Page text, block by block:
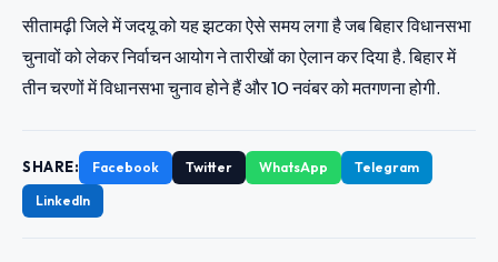
सीतामढ़ी जिले में जदयू को यह झटका ऐसे समय लगा है जब बिहार विधानसभा
चुनावों को लेकर निर्वाचन आयोग ने तारीखों का ऐलान कर दिया है. बिहार में
तीन चरणों में विधानसभा चुनाव होने हैं और 10 नवंबर को मतगणना होगी.
SHARE: Facebook Twitter WhatsApp
Telegram
LinkedIn